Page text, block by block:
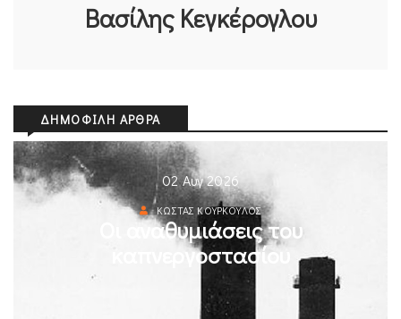
Βασίλης Κεγκέρογλου
ΔΗΜΟΦΙΛΉ ΆΡΘΡΑ
02 Αυγ 2026
ΚΏΣΤΑΣ ΚΟΎΡΚΟΥΛΟΣ
Οι αναθυμιάσεις του
καπνεργοστασίου